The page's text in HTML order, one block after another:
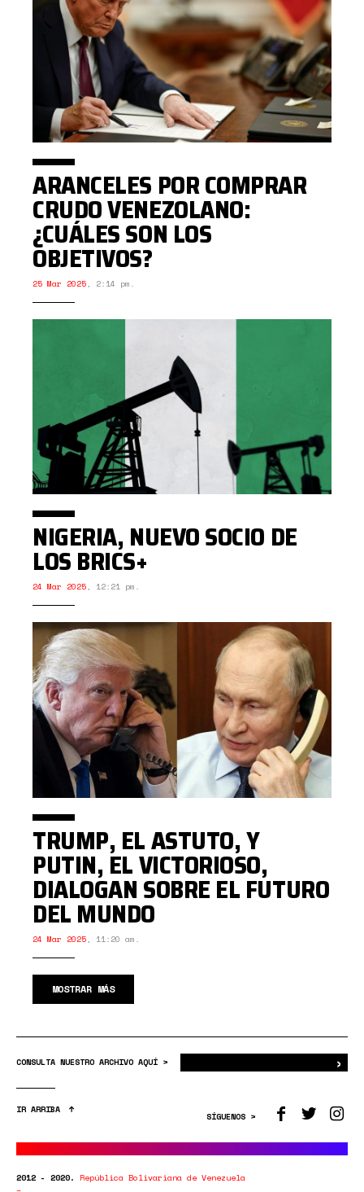
ARANCELES POR COMPRAR
CRUDO VENEZOLANO:
¿CUÁLES SON LOS
OBJETIVOS?
25 Mar 2025, 2:14 pm.
NIGERIA, NUEVO SOCIO DE
LOS BRICS+
24 Mar 2025, 12:21 pm.
TRUMP, EL ASTUTO, Y
PUTIN, EL VICTORIOSO,
DIALOGAN SOBRE EL FUTURO
DEL MUNDO
24 Mar 2025, 11:20 am.
MOSTRAR MÁS
CONSULTA NUESTRO ARCHIVO AQUÍ > ›
IR ARRIBA
SÍGUENOS >
2012 - 2020. República Bolivariana de Venezuela